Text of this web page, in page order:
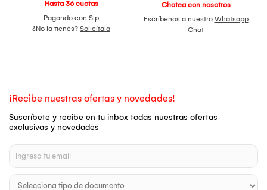
Hasta 36 cuotas
Pagando con Sip
¿No la tienes? Solicítala
Chatea con nosotros
Escríbenos a nuestro Whatsapp
Chat
¡Recibe nuestras ofertas y novedades!
Suscríbete y recibe en tu inbox todas nuestras ofertas
exclusivas y novedades